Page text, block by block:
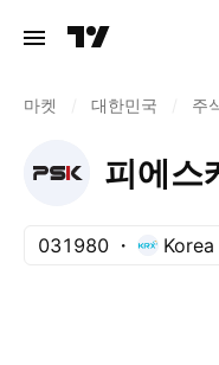
마켓 대한민국 주
피에스
031980